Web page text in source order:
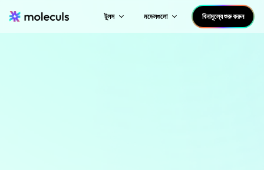
টুলস মডেলগুলো বিনামূল্যে শুরু করুন